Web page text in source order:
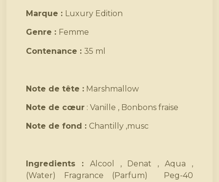
Marque : Luxury Edition
Genre : Femme
Contenance :35 ml
Note de tête : Marshmallow
Note de cœur : Vanille , Bonbons fraise
Note de fond : Chantilly ,musc
Ingredients : Alcool , Denat , Aqua ,
(Water) Fragrance (Parfum) Peg-40